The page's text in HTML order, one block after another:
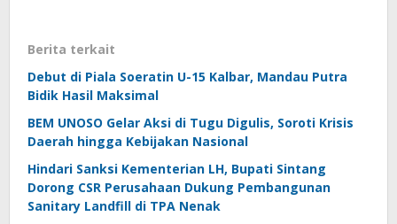
Berita terkait
Debut di Piala Soeratin U-15 Kalbar, Mandau Putra
Bidik Hasil Maksimal
BEM UNOSO Gelar Aksi di Tugu Digulis, Soroti Krisis
Daerah hingga Kebijakan Nasional
Hindari Sanksi Kementerian LH, Bupati Sintang
Dorong CSR Perusahaan Dukung Pembangunan
Sanitary Landfill di TPA Nenak